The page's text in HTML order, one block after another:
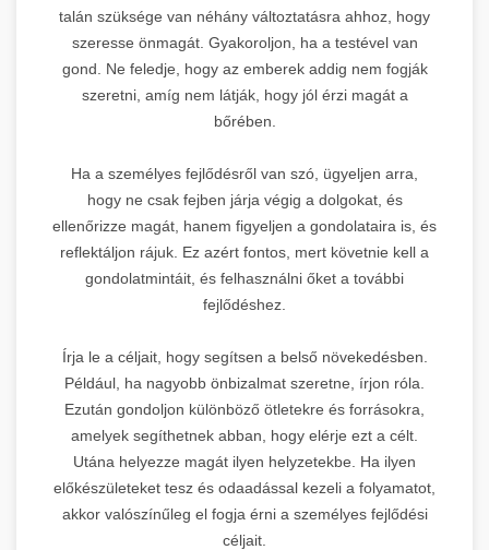
talán szüksége van néhány változtatásra ahhoz, hogy
szeresse önmagát. Gyakoroljon, ha a testével van
gond. Ne feledje, hogy az emberek addig nem fogják
szeretni, amíg nem látják, hogy jól érzi magát a
bőrében.
Ha a személyes fejlődésről van szó, ügyeljen arra,
hogy ne csak fejben járja végig a dolgokat, és
ellenőrizze magát, hanem figyeljen a gondolataira is, és
reflektáljon rájuk. Ez azért fontos, mert követnie kell a
gondolatmintáit, és felhasználni őket a további
fejlődéshez.
Írja le a céljait, hogy segítsen a belső növekedésben.
Például, ha nagyobb önbizalmat szeretne, írjon róla.
Ezután gondoljon különböző ötletekre és forrásokra,
amelyek segíthetnek abban, hogy elérje ezt a célt.
Utána helyezze magát ilyen helyzetekbe. Ha ilyen
előkészületeket tesz és odaadással kezeli a folyamatot,
akkor valószínűleg el fogja érni a személyes fejlődési
céljait.